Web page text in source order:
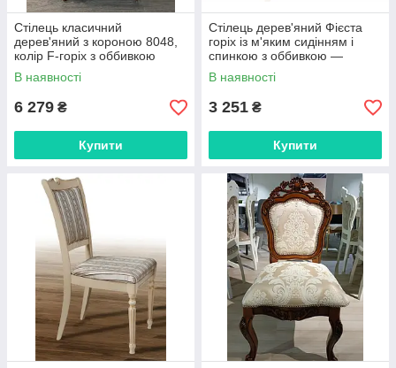
Стілець класичний
дерев'яний з короною 8048,
колір F-горіх з оббивкою
тканина 8072A, фабрика
Daming
В наявності
6 279 ₴
Купити
Стілець дерев'яний Фієста
горіх із м'яким сидінням і
спинкою з оббивкою —
тканина Канна 18 EximTextil
(зібраний)
В наявності
3 251 ₴
Купити